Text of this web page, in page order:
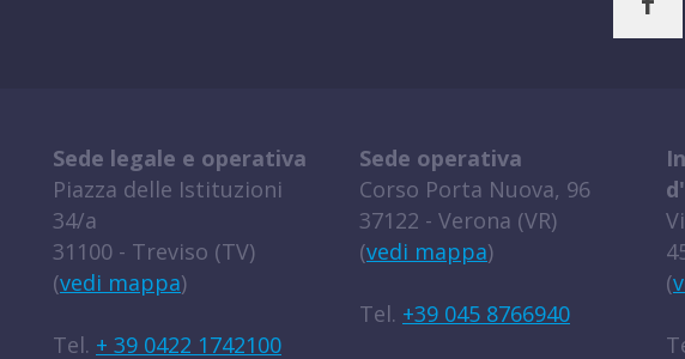
Sede legale e operativa
Piazza delle Istituzioni
34/a
31100 - Treviso (TV)
(vedi mappa)
Tel. + 39 0422 1742100
Sede operativa
Corso Porta Nuova, 96
37122 - Verona (VR)
(vedi mappa)
Tel. +39 045 8766940
(